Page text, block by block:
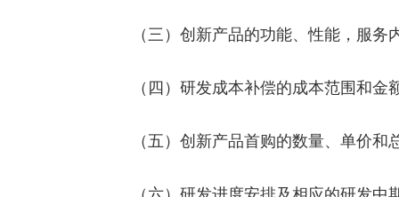
（三）创新产品的功能、性能，服务
（四）研发成本补偿的成本范围和金
（五）创新产品首购的数量、单价和